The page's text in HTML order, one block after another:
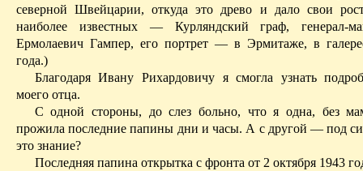
северной Швейцарии, откуда это древо и дало свои
наиболее известных — Курляндский граф, генерал-
Ермолаевич Гампер, его портрет — в Эрмитаже, в
года.)
Благодаря Ивану Рихардовичу я смогла узнать
моего отца.
С одной стороны, до слез больно, что я одна, без
прожила последние папины дни и часы. А с другой — под
это знание?
Последняя папина открытка с фронта от 2 октября 1943